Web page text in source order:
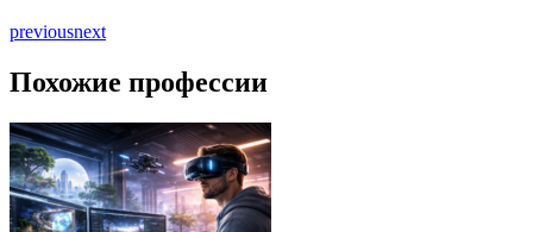
previousnext
Похожие профессии